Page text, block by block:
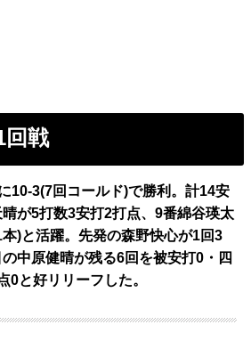
回戦
10-3(7回コールド)で勝利。計14安
が5打数3安打2打点、9番綿谷瑛太
)と活躍。先発の森野快心が1回3
中原健晴が残る6回を被安打0・四
0と好リリーフした。